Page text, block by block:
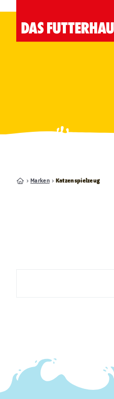
Marken Katzenspielzeug